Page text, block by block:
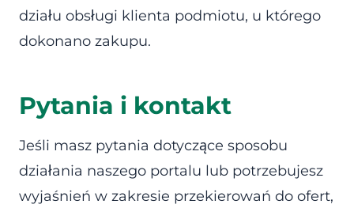
działu obsługi klienta podmiotu, u którego
dokonano zakupu.
Pytania i kontakt
Jeśli masz pytania dotyczące sposobu
działania naszego portalu lub potrzebujesz
wyjaśnień w zakresie przekierowań do ofert,